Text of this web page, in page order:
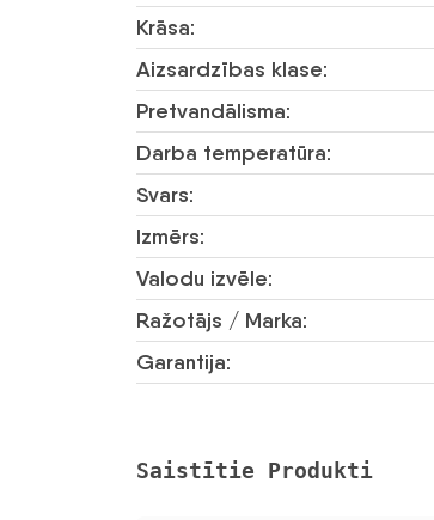
Krāsa:
Aizsardzības klase:
Pretvandālisma:
Darba temperatūra:
Svars:
Izmērs:
Valodu izvēle:
Ražotājs / Marka:
Garantija:
Saistītie Produkti